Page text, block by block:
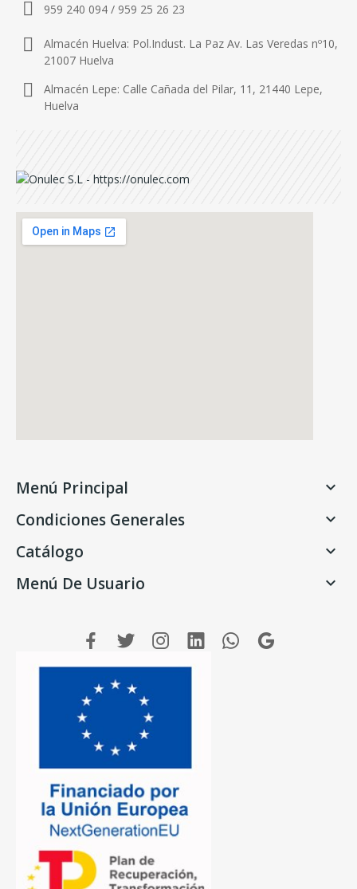
959 240 094 / 959 25 26 23
Almacén Huelva: Pol.Indust. La Paz Av. Las Veredas nº10,
21007 Huelva
Almacén Lepe: Calle Cañada del Pilar, 11, 21440 Lepe,
Huelva
Menú Principal 
Condiciones Generales 
Catálogo 
Menú De Usuario 